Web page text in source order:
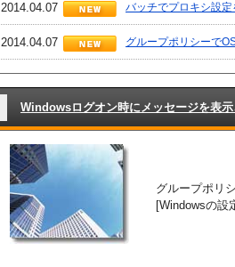
2014.04.07 バッチでプロキシ設定
2014.04.07 グループポリシーで
Windowsログオン時にメッセージを表示
グループポリ
[Windowsの設